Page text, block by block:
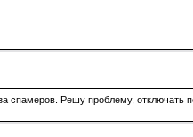
Решу проблему, отключать